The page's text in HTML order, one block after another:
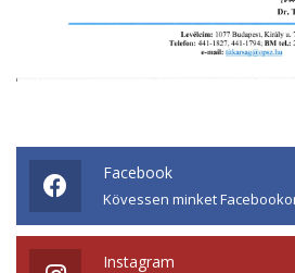
Facebook
Kövessen minket
Instagram